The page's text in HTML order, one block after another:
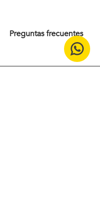
Preguntas frecuentes